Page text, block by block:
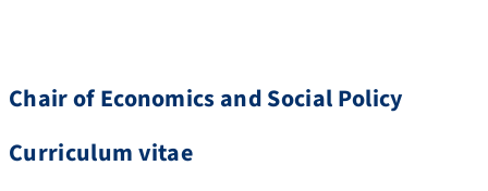
Chair of Economics and Social Policy
Curriculum vitae